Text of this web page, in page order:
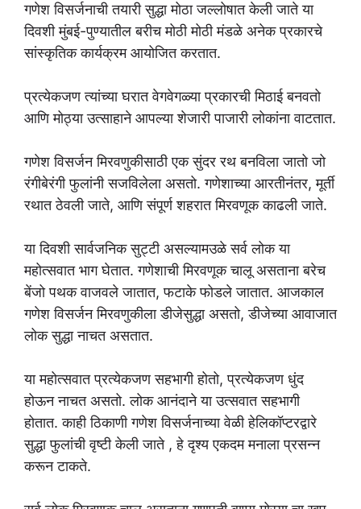
गणेश विसर्जनाची तयारी सुद्धा मोठा जल्लोषात केली जाते या
दिवशी मुंबई-पुण्यातील बरीच मोठी मोठी मंडळे अनेक प्रकारचे
सांस्कृतिक कार्यक्रम आयोजित करतात.
प्रत्येकजण त्यांच्या घरात वेगवेगळ्या प्रकारची मिठाई बनवतो
आणि मोठ्या उत्साहाने आपल्या शेजारी पाजारी लोकांना वाटतात.
गणेश विसर्जन मिरवणुकीसाठी एक सुंदर रथ बनविला जातो जो
रंगीबेरंगी फुलांनी सजविलेला असतो. गणेशाच्या आरतीनंतर, मूर्ती
रथात ठेवली जाते, आणि संपूर्ण शहरात मिरवणूक काढली जाते.
या दिवशी सार्वजनिक सुट्टी असल्यामउळे सर्व लोक या
महोत्सवात भाग घेतात. गणेशाची मिरवणूक चालू असताना बरेच
बेंजो पथक वाजवले जातात, फटाके फोडले जातात. आजकाल
गणेश विसर्जन मिरवणुकीला डीजेसुद्धा असतो, डीजेच्या आवाजात
लोक सुद्धा नाचत असतात.
या महोत्सवात प्रत्येकजण सहभागी होतो, प्रत्येकजण धुंद
होऊन नाचत असतो. लोक आनंदाने या उत्सवात सहभागी
होतात. काही ठिकाणी गणेश विसर्जनाच्या वेळी हेलिकॉप्टरद्वारे
सुद्धा फुलांची वृष्टी केली जाते , हे दृश्य एकदम मनाला प्रसन्न
करून टाकते.